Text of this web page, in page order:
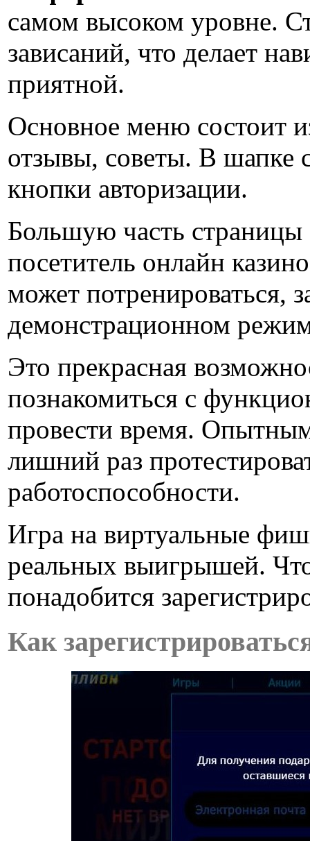
самом высоком уровне.
зависаний, что делает
приятной.
Основное меню состоит
отзывы, советы. В шапке
кнопки авторизации.
Большую часть
посетитель онлайн
может потренироваться,
демонстрационном
Это прекрасная
познакомиться с
провести время.
лишний раз
работоспособности.
Игра на виртуальные
реальных выигрышей.
понадобится
Как